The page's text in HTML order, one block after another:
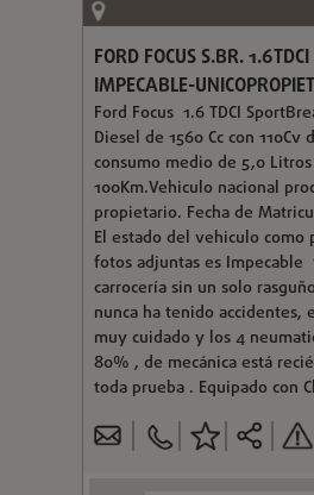
FORD FOCUS S.BR.
IMPECABLE-
Ford Focus 1.6 TDCI
Diesel de 1560 Cc con
consumo medio de 5,0
100Km.Vehiculo nacional
propietario. Fecha de
El estado del vehiculo como
fotos adjuntas es Impecable
carrocería sin un solo
nunca ha tenido accidentes,
muy cuidado y los 4
80% , de mecánica está
toda prueba . Equipado con